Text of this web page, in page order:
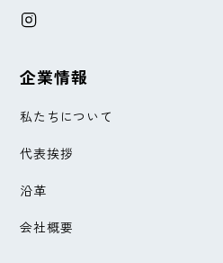
企業情報
私たちについて
代表挨拶
沿革
会社概要